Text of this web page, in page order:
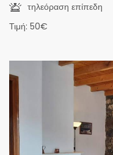
τηλεόραση επίπεδη
Τιμή: 50€